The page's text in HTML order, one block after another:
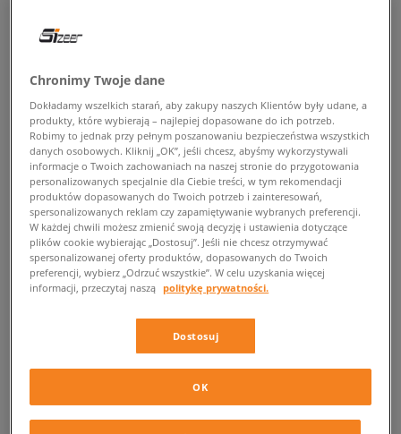
Nike React Presto
Nike React Presto – klasyk o wielu wcieleniach
Tego klasyka nie trzeba nikomu przedstawiać –Nike React Presto
model butów, który po raz pierwszy ujrzał światło dzienne w 2000 roku.
Nie będzie przesadą stwierdzenie, że niemal od razu bardzo przypadły
one do gustu wszystkim osobom prowadzącym aktywny tryb życia. O
oraz wcieleń, to jedno pozostało bez zmian – komfort ich użytkowania.
czy też dla pasjonatów streetwear’u.
Lekkie i wygodne buty Nike React Presto
Chronimy Twoje dane
Dokładamy wszelkich starań, aby zakupy naszych Klientów były udane, a
produkty, które wybierają – najlepiej dopasowane do ich potrzeb.
Robimy to jednak przy pełnym poszanowaniu bezpieczeństwa wszystkich
danych osobowych. Kliknij „OK”, jeśli chcesz, abyśmy wykorzystywali
informacje o Twoich zachowaniach na naszej stronie do przygotowania
personalizowanych specjalnie dla Ciebie treści, w tym rekomendacji
produktów dopasowanych do Twoich potrzeb i zainteresowań,
spersonalizowanych reklam czy zapamiętywanie wybranych preferencji.
W każdej chwili możesz zmienić swoją decyzję i ustawienia dotyczące
plików cookie wybierając „Dostosuj”. Jeśli nie chcesz otrzymywać
spersonalizowanej oferty produktów, dopasowanych do Twoich
preferencji, wybierz „Odrzuć wszystkie”. W celu uzyskania więcej
informacji, przeczytaj naszą politykę prywatności.
Dostosuj
OK